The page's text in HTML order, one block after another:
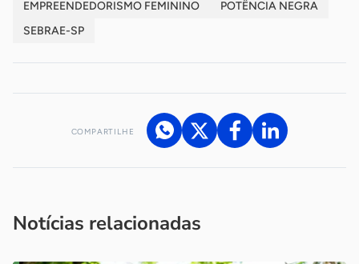
EMPREENDEDORISMO FEMININO
POTÊNCIA NEGRA
SEBRAE-SP
COMPARTILHE
Notícias relacionadas